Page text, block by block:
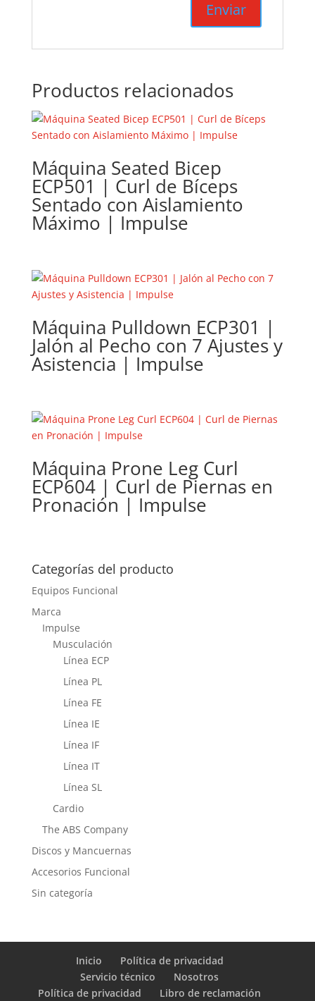
Productos relacionados
Máquina Seated Bicep
ECP501 | Curl de Bíceps
Sentado con Aislamiento
Máximo | Impulse
Máquina Pulldown ECP301 |
Jalón al Pecho con 7 Ajustes y
Asistencia | Impulse
Máquina Prone Leg Curl
ECP604 | Curl de Piernas en
Pronación | Impulse
Categorías del producto
Equipos Funcional
Marca
Impulse
Musculación
Línea ECP
Línea PL
Línea FE
Línea IE
Línea IF
Línea IT
Línea SL
Cardio
The ABS Company
Discos y Mancuernas
Accesorios Funcional
Sin categoría
Inicio
Política de privacidad
Servicio técnico
Nosotros
Política de privacidad
Libro de reclamación